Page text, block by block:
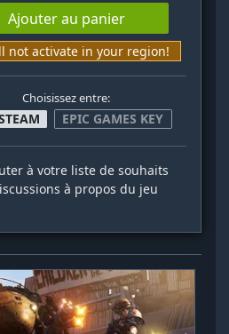
Ajouter au panier
not activate in your region!
Choisissez entre:
EPIC GAMES KEY
à votre liste de souhaits
à propos du jeu